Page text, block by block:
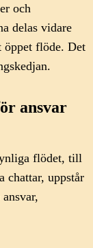
och
delas vidare
öppet flöde. Det
ansvar
flödet, till
chattar, uppstår